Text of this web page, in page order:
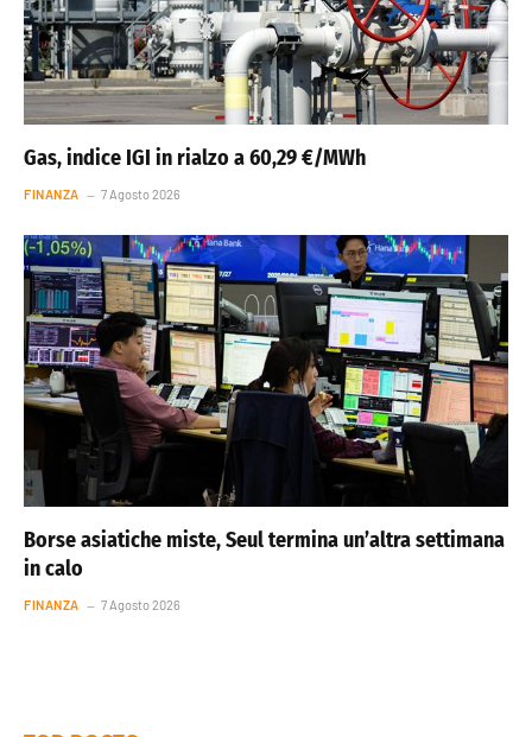
Gas, indice IGI in rialzo a 60,29 €/MWh
FINANZA 7 Agosto 2026
Borse asiatiche miste, Seul termina un’altra settimana
in calo
FINANZA 7 Agosto 2026